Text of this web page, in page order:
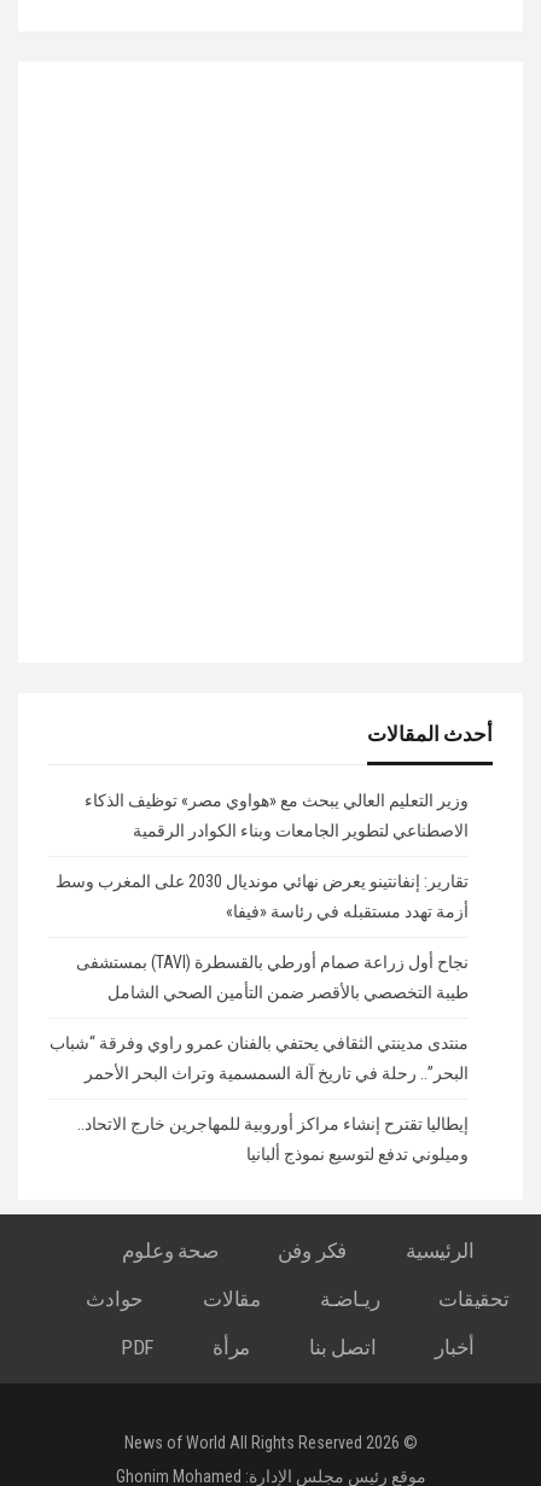
أحدث المقالات
وزير التعليم العالي يبحث مع «هواوي مصر» توظيف الذكاء
الاصطناعي لتطوير الجامعات وبناء الكوادر الرقمية
تقارير: إنفانتينو يعرض نهائي مونديال 2030 على المغرب وسط
أزمة تهدد مستقبله في رئاسة «فيفا»
نجاح أول زراعة صمام أورطي بالقسطرة (TAVI) بمستشفى
طيبة التخصصي بالأقصر ضمن التأمين الصحي الشامل
منتدى مدينتي الثقافي يحتفي بالفنان عمرو راوي وفرقة “شباب
البحر”.. رحلة في تاريخ آلة السمسمية وتراث البحر الأحمر
إيطاليا تقترح إنشاء مراكز أوروبية للمهاجرين خارج الاتحاد..
وميلوني تدفع لتوسيع نموذج ألبانيا
الرئيسية فكر وفن
صحة وعلوم
تحقيقات
ريـاضـة مقالات
حوادث
أخبار
اتصل بنا مرأة PDF
© 2026 News of World All Rights Reserved
موقع رئيس مجلس الإدارة: Ghonim Mohamed